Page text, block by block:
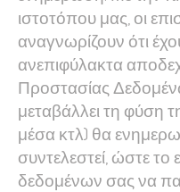
ιστοτόπου μας, οι
αναγνωρίζουν ότι
ανεπιφύλακτα
Προστασίας
μεταβάλλει τη φύση
μέσα κτλ) θα
συντελεστεί, ώστε
δεδομένων σας να